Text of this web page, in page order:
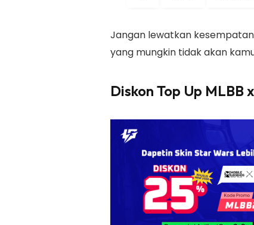
Jangan lewatkan
yang mungkin tidak akan
Diskon Top Up MLBB